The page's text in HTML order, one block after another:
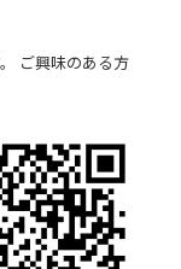
ご興味のある方